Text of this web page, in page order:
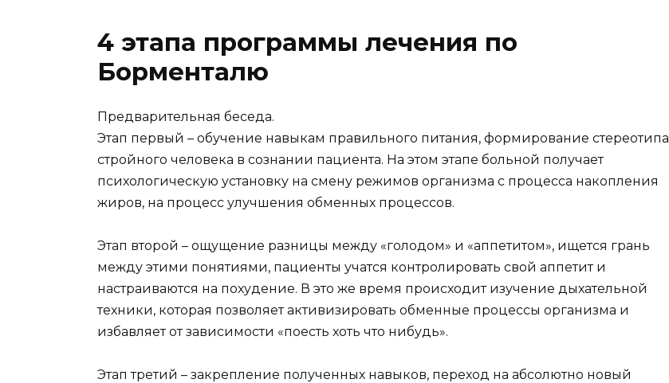
4 этапа программы лечения по
Борменталю
Предварительная беседа.
Этап первый – обучение навыкам правильного питания, формирование стереотипа
стройного человека в сознании пациента. На этом этапе больной получает
психологическую установку на смену режимов организма с процесса накопления
жиров, на процесс улучшения обменных процессов.
Этап второй – ощущение разницы между «голодом» и «аппетитом», ищется грань
между этими понятиями, пациенты учатся контролировать свой аппетит и
настраиваются на похудение. В это же время происходит изучение дыхательной
техники, которая позволяет активизировать обменные процессы организма и
избавляет от зависимости «поесть хоть что нибудь».
Этап третий – закрепление полученных навыков, переход на абсолютно новый